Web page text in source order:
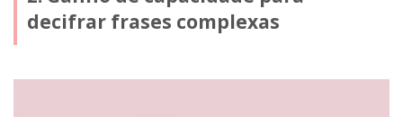
decifrar frases complexas